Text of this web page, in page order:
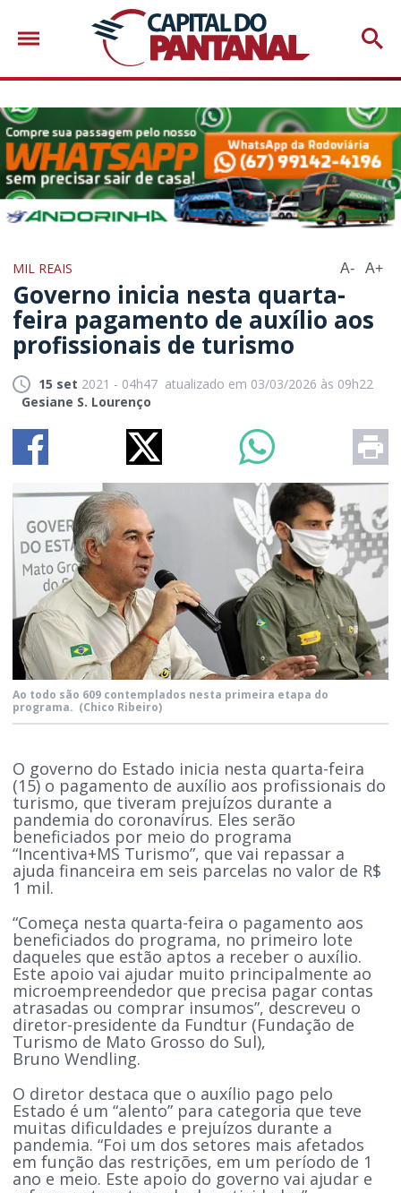
MIL REAIS A- A+
Governo inicia nesta quarta-
feira pagamento de auxílio aos
profissionais de turismo
15 set 2021 - 04h47 atualizado em 03/03/2026 às 09h22
Gesiane S. Lourenço
Ao todo são 609 contemplados nesta primeira etapa do
programa. (Chico Ribeiro)
O governo do Estado inicia nesta quarta-feira
(15) o pagamento de auxílio aos profissionais do
turismo, que tiveram prejuízos durante a
pandemia do coronavírus. Eles serão
beneficiados por meio do programa
“Incentiva+MS Turismo”, que vai repassar a
ajuda financeira em seis parcelas no valor de R$
1 mil.
“Começa nesta quarta-feira o pagamento aos
beneficiados do programa, no primeiro lote
daqueles que estão aptos a receber o auxílio.
Este apoio vai ajudar muito principalmente ao
microempreendedor que precisa pagar contas
atrasadas ou comprar insumos”, descreveu o
diretor-presidente da Fundtur (Fundação de
Turismo de Mato Grosso do Sul),
Bruno Wendling.
O diretor destaca que o auxílio pago pelo
Estado é um “alento” para categoria que teve
muitas dificuldades e prejuízos durante a
pandemia. “Foi um dos setores mais afetados
em função das restrições, em um período de 1
ano e meio. Este apoio do governo vai ajudar e